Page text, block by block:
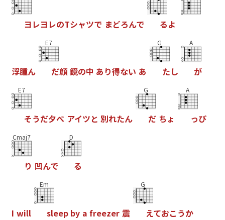
ヨ レヨ レのTシャツで まどろんで るよ
浮腫ん
E7
だ顔 鏡の中 あ り得ない あ
G
たし
A
が
E7
そうだ夕べ アイツと 別れたん
G
だ ちょ
A
っぴ
Cmaj7
り 凹んで
D
る
I will
Em
sleep by a freezer 震
G
えておこ うか